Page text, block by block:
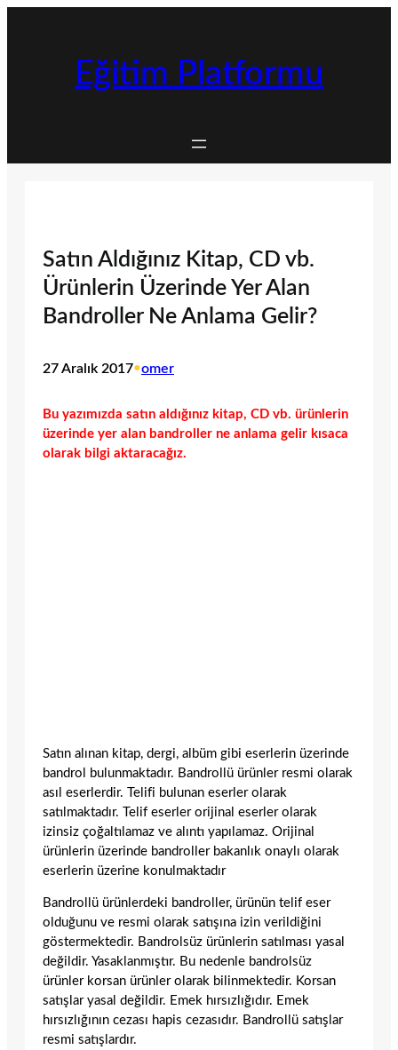
Eğitim Platformu
Satın Aldığınız Kitap, CD vb.
Ürünlerin Üzerinde Yer Alan
Bandroller Ne Anlama Gelir?
27 Aralık 2017•omer
Bu yazımızda satın aldığınız kitap, CD vb. ürünlerin
üzerinde yer alan bandroller ne anlama gelir kısaca
olarak bilgi aktaracağız.
Satın alınan kitap, dergi, albüm gibi eserlerin üzerinde
bandrol bulunmaktadır. Bandrollü ürünler resmi olarak
asıl eserlerdir. Telifi bulunan eserler olarak
satılmaktadır. Telif eserler orijinal eserler olarak
izinsiz çoğaltılamaz ve alıntı yapılamaz. Orijinal
ürünlerin üzerinde bandroller bakanlık onaylı olarak
eserlerin üzerine konulmaktadır
Bandrollü ürünlerdeki bandroller, ürünün telif eser
olduğunu ve resmi olarak satışına izin verildiğini
göstermektedir. Bandrolsüz ürünlerin satılması yasal
değildir. Yasaklanmıştır. Bu nedenle bandrolsüz
ürünler korsan ürünler olarak bilinmektedir. Korsan
satışlar yasal değildir. Emek hırsızlığıdır. Emek
hırsızlığının cezası hapis cezasıdır. Bandrollü satışlar
resmi satışlardır.